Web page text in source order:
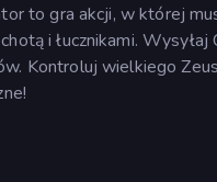
to gra akcji, w której
i łucznikami.
Kontroluj wielkiego